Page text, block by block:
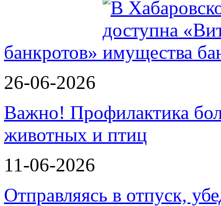
банкротов»
26-06-2026
Важно! Профилактика
животных и птиц
11-06-2026
Отправляясь в отпуск,